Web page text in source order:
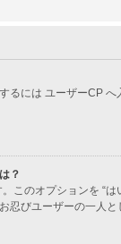
には ユーザーCP
？
このオプションを “
びユーザーの一人と